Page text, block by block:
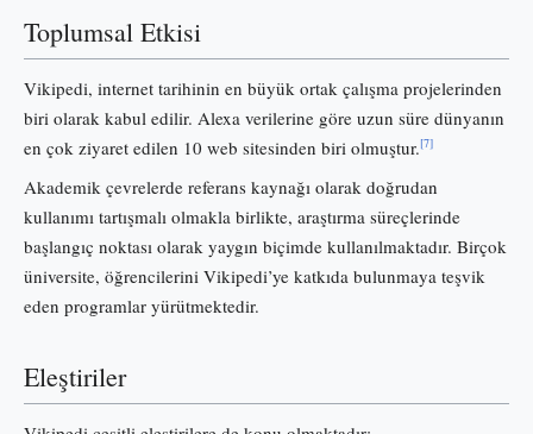
Toplumsal Etkisi
Vikipedi, internet tarihinin en büyük ortak çalışma projelerinden
biri olarak kabul edilir. Alexa verilerine göre uzun süre dünyanın
en çok ziyaret edilen 10 web sitesinden biri olmuştur.[7]
Akademik çevrelerde referans kaynağı olarak doğrudan
kullanımı tartışmalı olmakla birlikte, araştırma süreçlerinde
başlangıç noktası olarak yaygın biçimde kullanılmaktadır. Birçok
üniversite, öğrencilerini Vikipedi’ye katkıda bulunmaya teşvik
eden programlar yürütmektedir.
Eleştiriler